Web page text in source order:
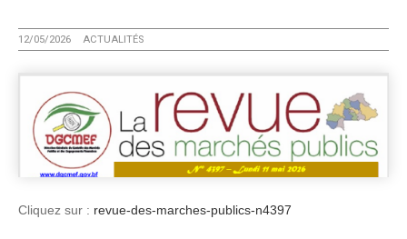
12/05/2026 ACTUALITÉS
Cliquez sur : revue-des-marches-publics-n4397